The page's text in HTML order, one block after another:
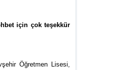
için çok teşekkür
Öğretmen Lisesi,